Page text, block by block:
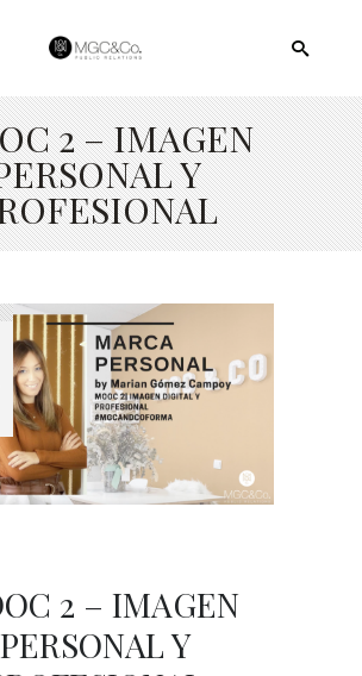
2 – IMAGEN
Y
2 – IMAGEN
PERSONAL Y